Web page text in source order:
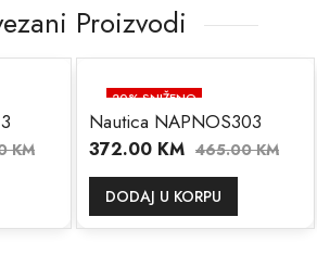
Proizvodi
KM
20% SNIŽENO
Nautica NAPNOS303
372.00 KM 465.00KM
DODAJ U KORPU